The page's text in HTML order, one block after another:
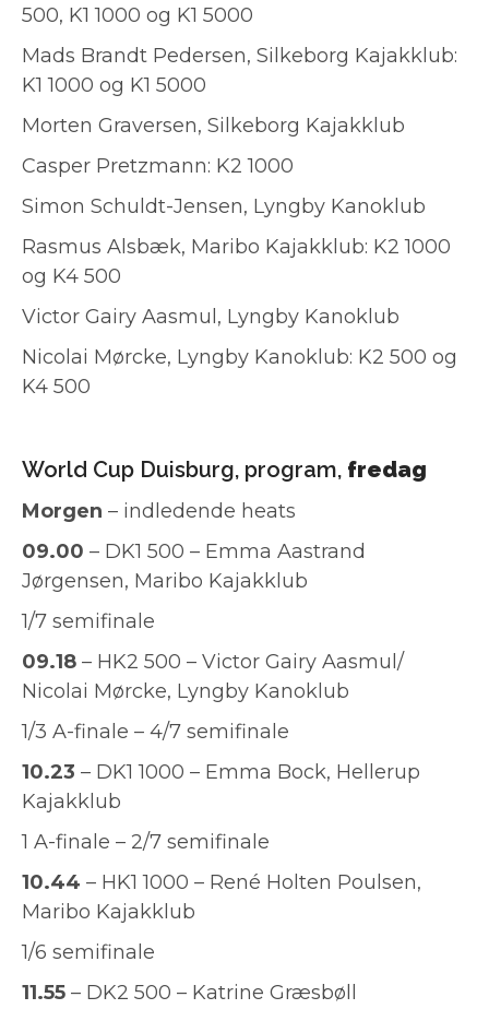
500, K1 1000 og K1 5000
Mads Brandt Pedersen, Silkeborg Kajakklub:
K1 1000 og K1 5000
Morten Graversen, Silkeborg Kajakklub
Casper Pretzmann: K2 1000
Simon Schuldt-Jensen, Lyngby Kanoklub
Rasmus Alsbæk, Maribo Kajakklub: K2 1000
og K4 500
Victor Gairy Aasmul, Lyngby Kanoklub
Nicolai Mørcke, Lyngby Kanoklub: K2 500 og
K4 500
World Cup Duisburg, program, fredag
Morgen – indledende heats
09.00 – DK1 500 – Emma Aastrand
Jørgensen, Maribo Kajakklub
1/7 semifinale
09.18 – HK2 500 – Victor Gairy Aasmul/
Nicolai Mørcke, Lyngby Kanoklub
1/3 A-finale – 4/7 semifinale
10.23 – DK1 1000 – Emma Bock, Hellerup
Kajakklub
1 A-finale – 2/7 semifinale
10.44 – HK1 1000 – René Holten Poulsen,
Maribo Kajakklub
1/6 semifinale
11.55 – DK2 500 – Katrine Græsbøll